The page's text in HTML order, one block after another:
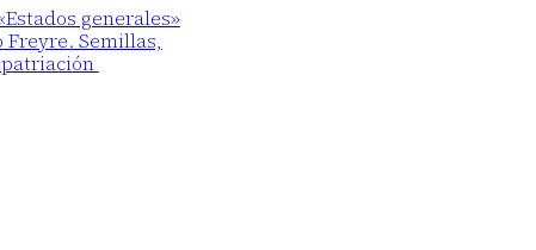
generales»
Freyre. Semillas,